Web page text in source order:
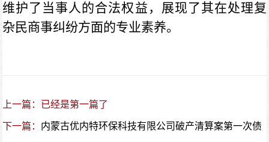
维护了当事人的合法权益，展现了其在处理复
杂民商事纠纷方面的专业素养。
上一篇：已经是第一篇了
下一篇： 内蒙古优内特环保科技有限公司破产清算案第一次债